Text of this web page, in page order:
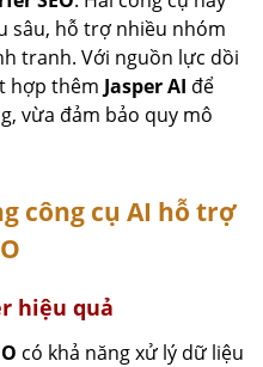
sâu, hỗ trợ nhiều nhóm
tranh. Với nguồn lực dồi
hợp thêm Jasper AI để
vừa đảm bảo quy mô
công cụ AI hỗ trợ
hiệu quả
có khả năng xử lý dữ liệu